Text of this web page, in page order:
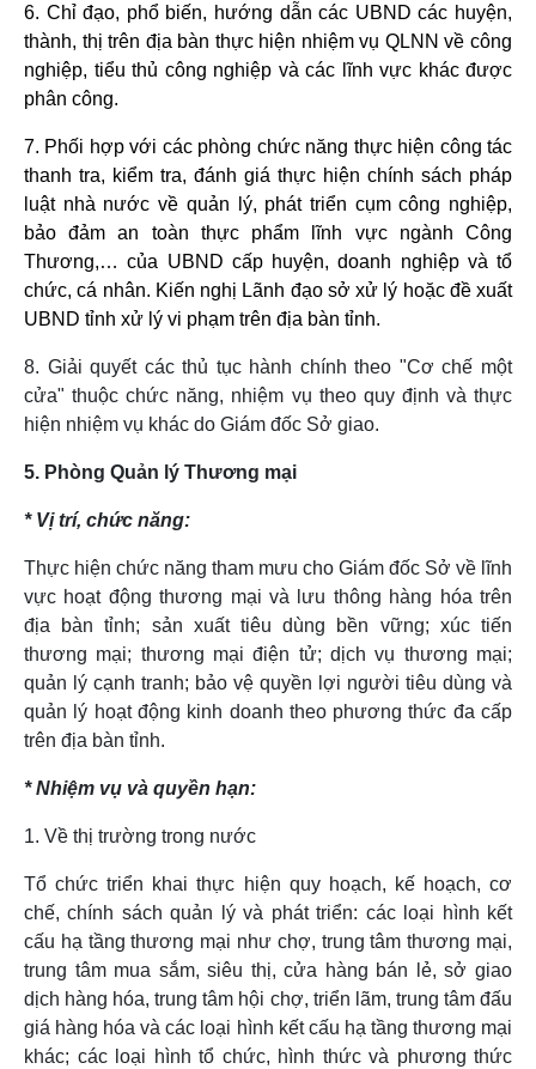
6. Chỉ đạo, phổ biến, hướng dẫn các UBND các huyện,
thành, thị trên địa bàn thực hiện nhiệm vụ QLNN về công
nghiệp, tiểu thủ công nghiệp và các lĩnh vực khác được
phân công.
7. Phối hợp với các phòng chức năng thực hiện công tác
thanh tra, kiểm tra, đánh giá thực hiện chính sách pháp
luật nhà nước về quản lý, phát triển cụm công nghiệp,
bảo đảm an toàn thực phẩm lĩnh vực ngành Công
Thương,… của UBND cấp huyện, doanh nghiệp và tổ
chức, cá nhân. Kiến nghị Lãnh đạo sở xử lý hoặc đề xuất
UBND tỉnh xử lý vi phạm trên địa bàn tỉnh.
8. Giải quyết các thủ tục hành chính theo "Cơ chế một
cửa" thuộc chức năng, nhiệm vụ theo quy định và thực
hiện nhiệm vụ khác do Giám đốc Sở giao.
5. Phòng Quản lý Thương mại
* Vị trí, chức năng:
Thực hiện chức năng tham mưu cho Giám đốc Sở về lĩnh
vực hoạt động thương mại và lưu thông hàng hóa trên
địa bàn tỉnh; sản xuất tiêu dùng bền vững; xúc tiến
thương mại; thương mại điện tử; dịch vụ thương mại;
quản lý cạnh tranh; bảo vệ quyền lợi người tiêu dùng và
quản lý hoạt động kinh doanh theo phương thức đa cấp
trên địa bàn tỉnh.
* Nhiệm vụ và quyền hạn:
1. Về thị trường trong nước
Tổ chức triển khai thực hiện quy hoạch, kế hoạch, cơ
chế, chính sách quản lý và phát triển: các loại hình kết
cấu hạ tầng thương mại như chợ, trung tâm thương mại,
trung tâm mua sắm, siêu thị, cửa hàng bán lẻ, sở giao
dịch hàng hóa, trung tâm hội chợ, triển lãm, trung tâm đấu
giá hàng hóa và các loại hình kết cấu hạ tầng thương mại
khác; các loại hình tổ chức, hình thức và phương thức